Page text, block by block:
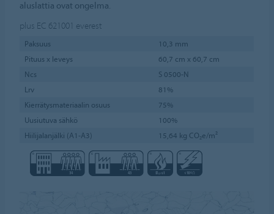
aluslattia ovat ongelma.
plus EC 621001 everest
Paksuus
10,3 mm
Pituus x leveys
60,7 cm x 60,7 cm
Ncs
S 0500-N
Lrv
81%
Kierrätysmateriaalin osuus
75%
Uusiutuva sähkö
100%
Hiilijalanjälki (A1-A3)
15,64 kg CO₂e/m²